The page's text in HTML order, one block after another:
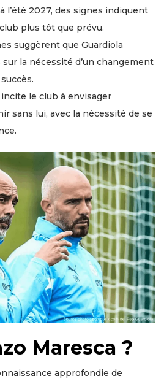
l’été 2027, des signes indiquent
plus tôt que prévu.
suggèrent que Guardiola
la nécessité d’un changement
le club à envisager
sans lui, avec la nécessité de se
Maresca ?
approfondie de